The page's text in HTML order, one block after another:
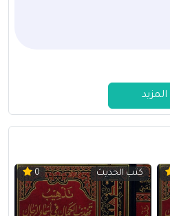
المزيد
كتب الحديث 0